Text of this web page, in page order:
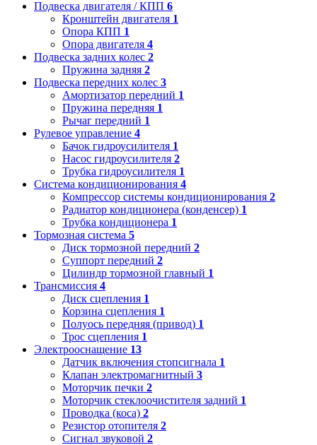
Подвеска двигателя / КПП 6
Кронштейн двигателя 1
Опора КПП 1
Опора двигателя 4
Подвеска задних колес 2
Пружина задняя 2
Подвеска передних колес 3
Амортизатор передний 1
Пружина передняя 1
Рычаг передний 1
Рулевое управление 4
Бачок гидроусилителя 1
Насос гидроусилителя 2
Трубка гидроусилителя 1
Система кондиционирования 4
Компрессор системы кондиционирования 2
Радиатор кондиционера (конденсер) 1
Трубка кондиционера 1
Тормозная система 5
Диск тормозной передний 2
Суппорт передний 2
Цилиндр тормозной главный 1
Трансмиссия 4
Диск сцепления 1
Корзина сцепления 1
Полуось передняя (привод) 1
Трос сцепления 1
Электрооснащение 13
Датчик включения стопсигнала 1
Клапан электромагнитный 3
Моторчик печки 2
Моторчик стеклоочистителя задний 1
Проводка (коса) 2
Резистор отопителя 2
Сигнал звуковой 2